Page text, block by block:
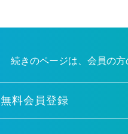
続きのページは、会員の方
無料会員登録